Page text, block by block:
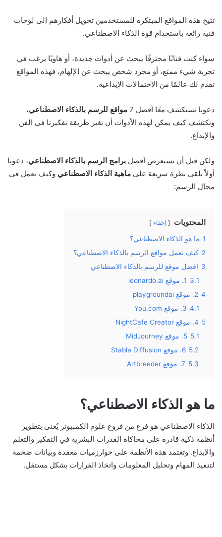
تتيح هذه المواقع المبتكرة للمستخدمين تحويل أفكارهم إلى لوحات
فنية رائعة باستخدام قوة الذكاء الاصطناعي.
سواء كنت فنانًا محترفًا يبحث عن أدوات جديدة، أو هاويًا يرغب في
تجربة شيء ممتع، أو مجرد شخص يبحث عن الإلهام، فهذه المواقع
تقدم لك عالمًا من الاحتمالات الإبداعية.
دعونا نستكشف معًا أفضل 7 مواقع للرسم بالذكاء الاصطناعي،
ونكتشف كيف يمكن لهذه الأدوات أن تغير طريقة تفكيرنا في الفن
والإبداع.
ولكن قبل أن نستعرض أفضل برامج الرسم بالذكاء الاصطناعي، دعونا
أولاً نلقي نظرة سريعة على ماهية الذكاء الاصطناعي وكيف يعمل في
مجال الرسم:
المحتويات إخفاء
1 ما هو الذكاء الاصطناعي؟
2 كيف تعمل مواقع الرسم بالذكاء الاصطناعي؟
3 افضل موقع للرسم بالذكاء الاصطناعي
3.1 1. موقع leonardo.ai
4 2. موقع playgroundai
4.1 3. موقع You.com
5 4. موقع NightCafe Creator
5.1 5. موقع MidJourney
5.2 6. موقع Stable Diffusion
5.3 7. موقع Artbreeder
ما هو الذكاء الاصطناعي؟
الذكاء الاصطناعي هو فرع من فروع علوم الكمبيوتر يُعنى بتطوير
أنظمة ذكية قادرة على محاكاة القدرات البشرية في التفكير والتعلم
والإبداع. وتعتمد هذه الأنظمة على خوارزميات معقدة وبيانات ضخمة
لتنفيذ المهام وتحليل المعلومات واتخاذ القرارات بشكل مستقل.